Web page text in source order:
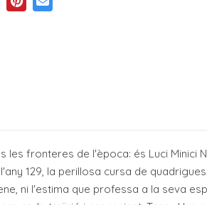
fronteres de l'època: és Luci Minici
129, la perillosa cursa de
ni l'estima que professa a la seva